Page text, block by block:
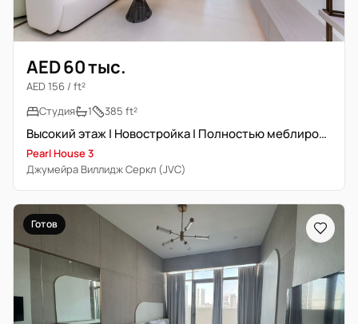
AED 60 тыс.
AED 156 / ft²
Студия
1 385 ft²
Высокий этаж | Новостройка | Полностью меблирована
Pearl House 3
Джумейра Виллидж Серкл (JVC)
Готов